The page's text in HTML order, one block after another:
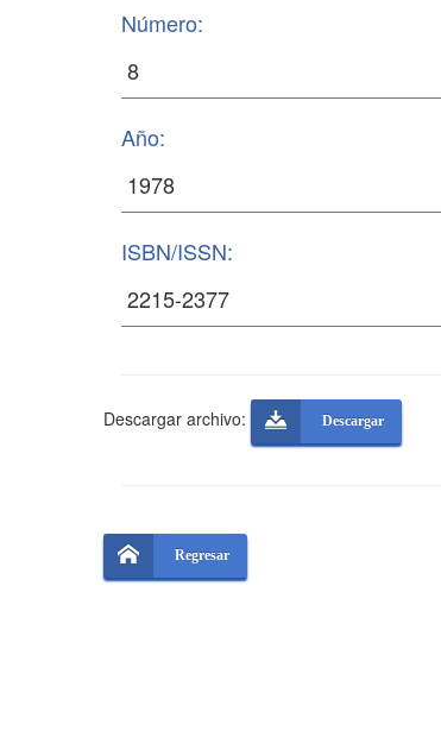
Número:
Año:
ISBN/ISSN:
Descargar archivo: Descargar
Regresar